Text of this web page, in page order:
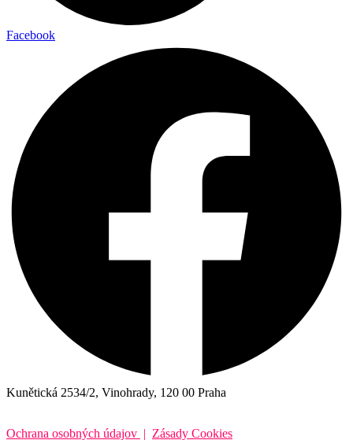
Facebook
Kunětická 2534/2, Vinohrady, 120 00 Praha
Ochrana osobných údajov Zásady Cookies